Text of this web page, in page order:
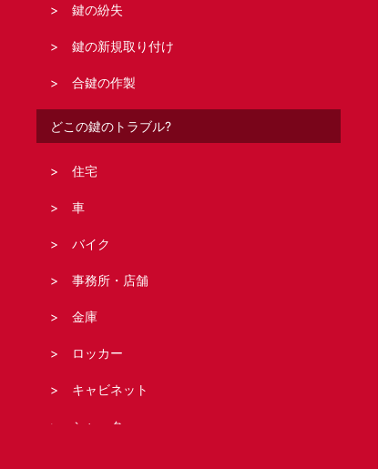
鍵の紛失
鍵の新規取り付け
合鍵の作製
どこの鍵のトラブル?
住宅
車
バイク
事務所・店舗
金庫
ロッカー
キャビネット
シャッター